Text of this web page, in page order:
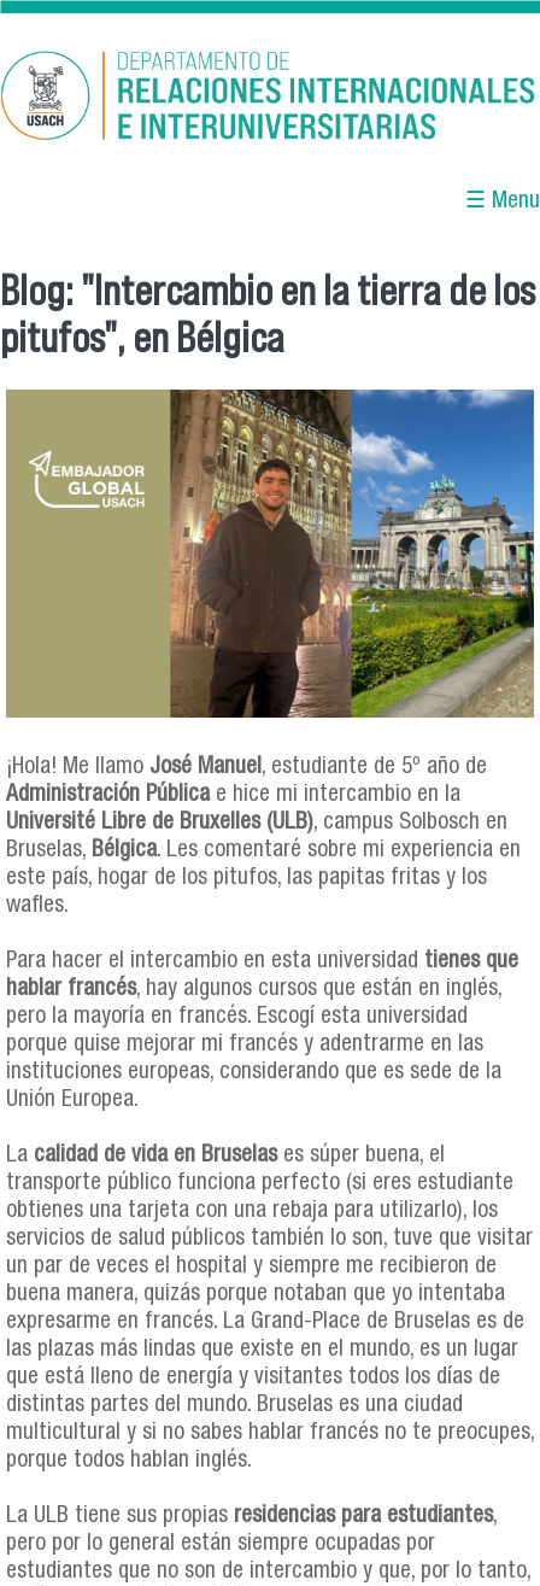
Pasar al contenido principal
☰ Menu
Se encuentra usted aquí
Blog: "Intercambio en la tierra de los
pitufos", en Bélgica
¡Hola! Me llamo José Manuel , estudiante de 5º año de
Administración Públicae hice mi intercambio en la
Université Libre de Bruxelles (ULB), campus Solbosch en
Bruselas, Bélgica. Les comentaré sobre mi experiencia en
este país, hogar de los pitufos, las papitas fritas y los
wafles.
Para hacer el intercambio en esta universidad tienes que
hablar francés, hay algunos cursos que están en inglés,
pero la mayoría en francés. Escogí esta universidad
porque quise mejorar mi francés y adentrarme en las
instituciones europeas, considerando que es sede de la
Unión Europea.
La calidad de vida en Bruselases súper buena, el
transporte público funciona perfecto (si eres estudiante
obtienes una tarjeta con una rebaja para utilizarlo), los
servicios de salud públicos también lo son, tuve que visitar
un par de veces el hospital y siempre me recibieron de
buena manera, quizás porque notaban que yo intentaba
expresarme en francés. La Grand-Place de Bruselas es de
las plazas más lindas que existe en el mundo, es un lugar
que está lleno de energía y visitantes todos los días de
distintas partes del mundo. Bruselas es una ciudad
multicultural y si no sabes hablar francés no te preocupes,
porque todos hablan inglés.
La ULB tiene sus propias residencias para estudiantes,
pero por lo general están siempre ocupadas por
estudiantes que no son de intercambio y que, por lo tanto,